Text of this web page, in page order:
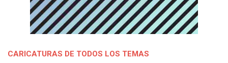
CARICATURAS DE TODOS LOS TEMAS